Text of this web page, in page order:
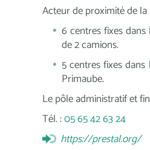
Acteur de proximité de
6 centres fixes
de 2 camions.
5 centres fixes
Primaube.
Le pôle administratif et
Tél. :05 65 42 63 24
https://prestal.org/